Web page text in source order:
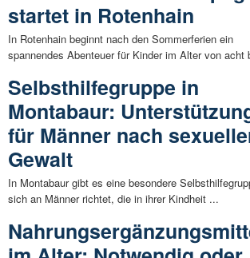
startet in Rotenhain
In Rotenhain beginnt nach den Sommerferien ein
spannendes Abenteuer für Kinder im Alter von acht
Selbsthilfegruppe in
Montabaur:
für Männer nach
Gewalt
In Montabaur gibt es eine besondere
sich an Männer richtet, die in ihrer Kindheit ...